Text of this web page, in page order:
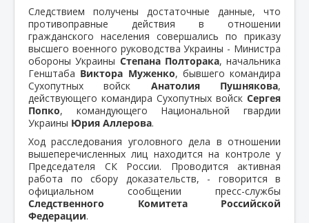
Следствием получены достаточные данные, что
противоправные действия в отношении
гражданского населения совершались по приказу
высшего военного руководства Украины - Министра
обороны Украины Степана Полторака, начальника
Генштаба Виктора Муженко, бывшего командира
Сухопутных войск Анатолия Пушнякова,
действующего командира Сухопутных войск Сергея
Попко, командующего Национальной гвардии
Украины Юрия Аллерова.
Ход расследования уголовного дела в отношении
вышеперечисленных лиц находится на контроле у
Председателя СК России. Проводится активная
работа по сбору доказательств, - говорится в
официальном сообщении пресс-службы
Следственного Комитета Российской
Федерации.